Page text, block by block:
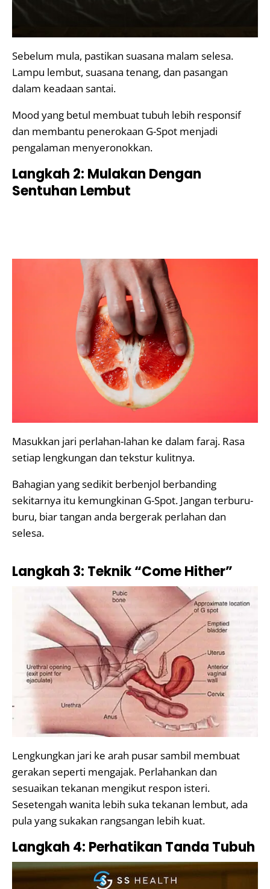
Sebelum mula, pastikan suasana malam selesa.
Lampu lembut, suasana tenang, dan pasangan
dalam keadaan santai.
Mood yang betul membuat tubuh lebih responsif
dan membantu penerokaan G-Spot menjadi
pengalaman menyeronokkan.
Langkah 2: Mulakan Dengan
Sentuhan Lembut
Masukkan jari perlahan-lahan ke dalam faraj. Rasa
setiap lengkungan dan tekstur kulitnya.
Bahagian yang sedikit berbenjol berbanding
sekitarnya itu kemungkinan G-Spot. Jangan terburu-
buru, biar tangan anda bergerak perlahan dan
selesa.
Langkah 3: Teknik “Come Hither”
Lengkungkan jari ke arah pusar sambil membuat
gerakan seperti mengajak. Perlahankan dan
sesuaikan tekanan mengikut respon isteri.
Sesetengah wanita lebih suka tekanan lembut, ada
pula yang sukakan rangsangan lebih kuat.
Langkah 4: Perhatikan Tanda Tubuh